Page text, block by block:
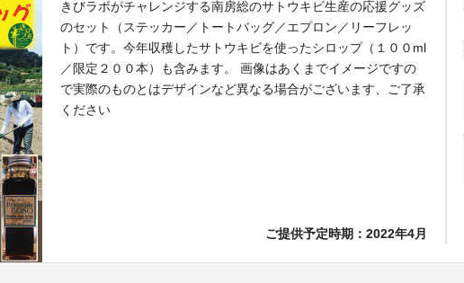
きびラボがチャレンジする南房総のサトウキビ生産の応援グッズ
のセット（ステッカー／トートバッグ／エプロン／リーフレッ
ト）です。今年収穫したサトウキビを使ったシロップ（１００ml
／限定２００本）も含みます。 画像はあくまでイメージですの
で実際のものとはデザインなど異なる場合がございます、ご了承
ください
ご提供予定時期：2022年4月